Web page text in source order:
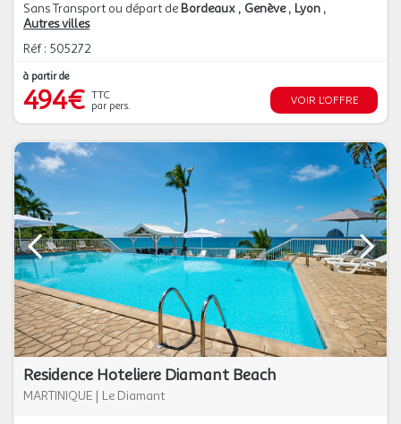
Sans Transport ou départ de Bordeaux Genève Lyon
Autres villes
Réf : 505272
à partir de
494€ TTC
par pers.
VOIR L'OFFRE
Residence Hoteliere Diamant Beach
MARTINIQUE | Le Diamant